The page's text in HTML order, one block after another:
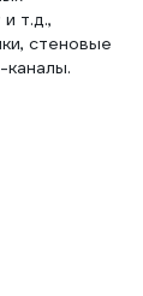
т.д.,
стеновые
каналы.